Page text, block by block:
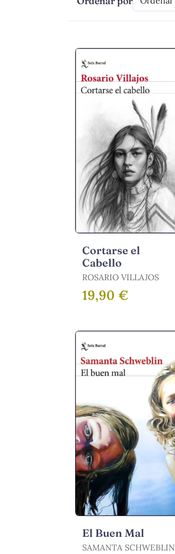
Cortarse el
Cabello
ROSARIO VILLAJOS
19,90 €
El Buen Mal
SAMANTA SCHWEBLIN